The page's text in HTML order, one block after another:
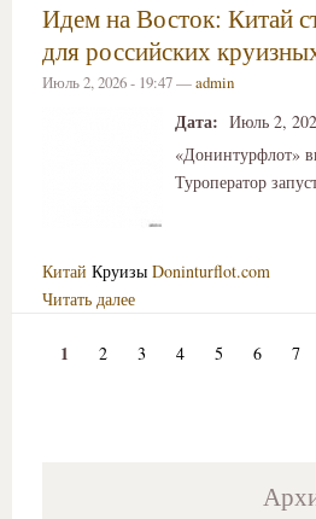
Идем на Восток: Китай
для российских
Июль 2, 2026 - 19:47 —admin
Дата: Июль 2,
«Донинтурфлот»
Туроператор
Китай Круизы Doninturflot.com
Читать далее
1 2 3 4 5 6 7